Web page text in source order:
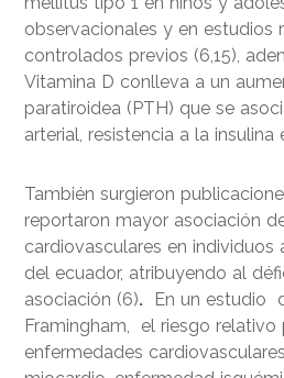
observacionales y en estudios
controlados previos (6,15),
Vitamina D conlleva a un
paratiroidea (PTH) que se
arterial, resistencia a la insulina
También surgieron
reportaron mayor asociación
cardiovasculares en individuos
del ecuador, atribuyendo al
asociación (6). En un estudio
Framingham, el riesgo relativo
enfermedades